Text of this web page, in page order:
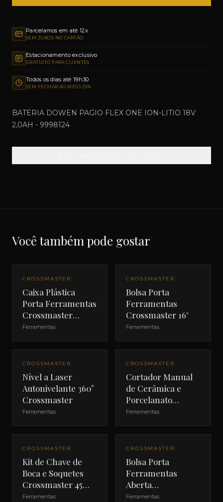
Parcelamos em até 12x
SEM JUROS NO CARTÃO
Estacionamento exclusivo
GRATUITO PARA CLIENTES
Todos os dias até 19h30
SEM FECHAR AO MEIO-DIA
BATERIA DOWEN PAGIO FLEX ONE ION-LITIO 18V
2,0AH - 9998124
Você também pode gostar
CROSSMASTER
Caixa Plástica
Porta Ferramentas
Crossmaster
420mm
Ferramentas
CROSSMASTER
Bolsa Porta
Ferramentas
Crossmaster 16"
Ferramentas
CROSSMASTER
Nível a Laser
Autonivelante 360°
Crossmaster
Ferramentas
CROSSMASTER
Cortador Manual
de Cerâmica e
Porcelanato
Crossmaster 24"
Ferramentas
CROSSMASTER
Kit de Chave de
Boca e Soquetes
Crossmaster 45
Peças
Ferramentas
CROSSMASTER
Bolsa Porta
Ferramentas
Aberta
Crossmaster 18"
Ferramentas